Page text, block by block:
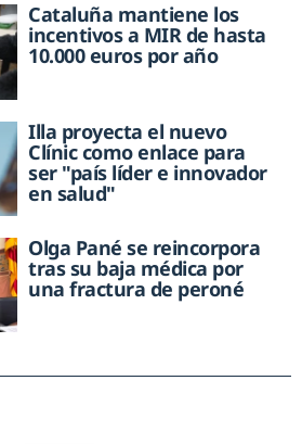
Cataluña mantiene los
incentivos a MIR de hasta
10.000 euros por año
Illa proyecta el nuevo
Clínic como enlace para
ser "país líder e innovador
en salud"
Olga Pané se reincorpora
tras su baja médica por
una fractura de peroné